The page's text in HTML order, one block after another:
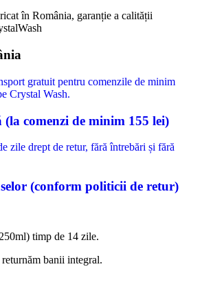
comenzi de minim 155 lei)
(conform politicii de retur)
timp de 14 zile.
banii integral.